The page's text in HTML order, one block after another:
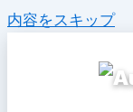
内容をスキップ